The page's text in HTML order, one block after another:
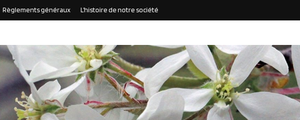
Règlements généraux L’histoire de notre société